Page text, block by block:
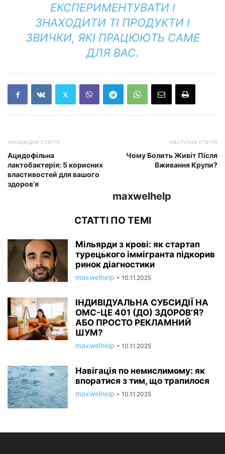
ЕКСПЕРИМЕНТУВАТИ І
ЗНАХОДИТИ ТІ ПРОДУКТИ І
ЗВИЧКИ, ЯКІ ПРАЦЮЮТЬ САМЕ
ДЛЯ ВАС.
попередня стаття
Ацидофільна
лактобактерія: 5 корисних
властивостей для вашого
здоров’я
наступна стаття
Чому Болить Живіт Після
Вживання Крупи?
maxwelhelp
СТАТТІ ПО ТЕМІ
Мільярди з крові: як стартап
турецького іммігранта підкорив
ринок діагностики
maxwelhelp - 10.11.2025
ІНДИВІДУАЛЬНА СУБСИДІЇ НА
ОМС-ЦЕ 401 (ДО) ЗДОРОВ’Я?
АБО ПРОСТО РЕКЛАМНИЙ
ШУМ?
maxwelhelp - 10.11.2025
Навігація по немислимому: як
впоратися з тим, що трапилося
maxwelhelp - 10.11.2025